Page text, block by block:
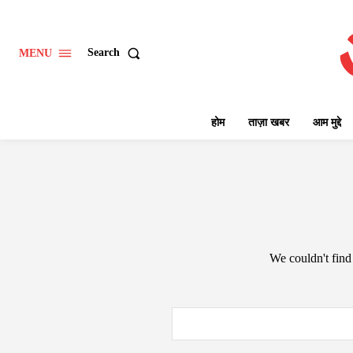
MENU Search
होम ताज़ा खबर आम मुद्दे
We couldn't